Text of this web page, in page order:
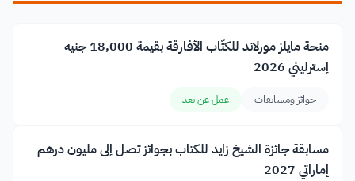
منحة مايلز مورلاند للكتّاب الأفارقة بقيمة 18,000 جنيه
إسترليني 2026
جوائز ومسابقات عمل عن بعد
مسابقة جائزة الشيخ زايد للكتاب بجوائز تصل إلى مليون درهم
إماراتي 2027